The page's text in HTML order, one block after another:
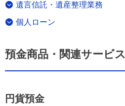
遺言信託・遺産整理業務
個人ローン
預金商品・関連サービス
円貨預金